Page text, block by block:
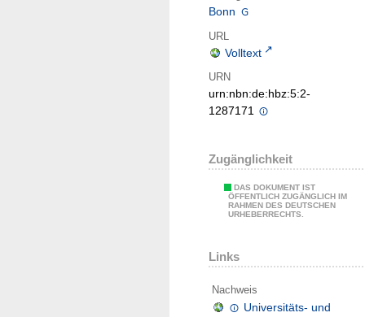
Bonn
URL
Volltext
URN
urn:nbn:de:hbz:5:2-
1287171
Zugänglichkeit
DAS DOKUMENT IST
ÖFFENTLICH ZUGÄNGLICH IM
RAHMEN DES DEUTSCHEN
URHEBERRECHTS.
Links
Nachweis
Universitäts- und